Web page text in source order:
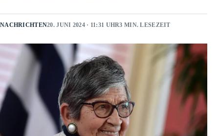
NACHRICHTEN20. JUNI 2024 · 11:31 UHR3 MIN. LESEZEIT